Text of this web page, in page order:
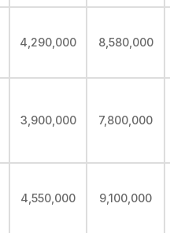
4,290,000 8,580,000
3,900,000 7,800,000
4,550,000 9,100,000